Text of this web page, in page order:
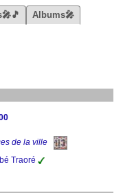
Albums🎤
de la ville
Traoré